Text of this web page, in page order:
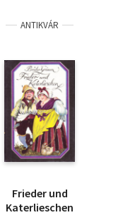
ANTIKVÁR
Frieder und
Katerlieschen